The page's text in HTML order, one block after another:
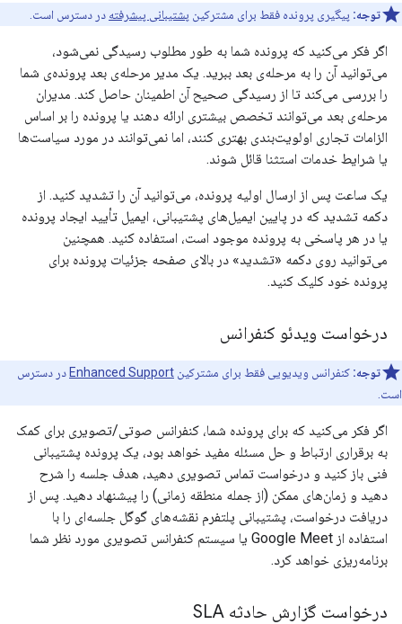
توجه: پیگیری پرونده فقط برای مشترکین پشتیبانی پیشرفته در دسترس است.
اگر فکر می‌کنید که پرونده شما به طور مطلوب رسیدگی نمی‌شود،
می‌توانید آن را به مرحله‌ی بعد ببرید. یک مدیر مرحله‌ی بعد پرونده‌ی شما
را بررسی می‌کند تا از رسیدگی صحیح آن اطمینان حاصل کند. مدیران
مرحله‌ی بعد می‌توانند تخصص بیشتری ارائه دهند یا پرونده را بر اساس
الزامات تجاری اولویت‌بندی بهتری کنند، اما نمی‌توانند در مورد سیاست‌ها
یا شرایط خدمات استثنا قائل شوند.
یک ساعت پس از ارسال اولیه پرونده، می‌توانید آن را تشدید کنید. از
دکمه تشدید که در پایین ایمیل‌های پشتیبانی، ایمیل تأیید ایجاد پرونده
یا در هر پاسخی به پرونده موجود است، استفاده کنید. همچنین
می‌توانید روی دکمه «تشدید» در بالای صفحه جزئیات پرونده برای
پرونده خود کلیک کنید.
درخواست ویدئو کنفرانس
توجه: کنفرانس ویدیویی فقط برای مشترکین Enhanced Support در دسترس
است.
اگر فکر می‌کنید که برای پرونده شما، کنفرانس صوتی/تصویری برای کمک
به برقراری ارتباط و حل مسئله مفید خواهد بود، یک پرونده پشتیبانی
فنی باز کنید و درخواست تماس تصویری دهید، هدف جلسه را شرح
دهید و زمان‌های ممکن (از جمله منطقه زمانی) را پیشنهاد دهید. پس از
دریافت درخواست، پشتیبانی پلتفرم نقشه‌های گوگل جلسه‌ای را با
استفاده از Google Meet یا سیستم کنفرانس تصویری مورد نظر شما
برنامه‌ریزی خواهد کرد.
درخواست گزارش حادثه SLA